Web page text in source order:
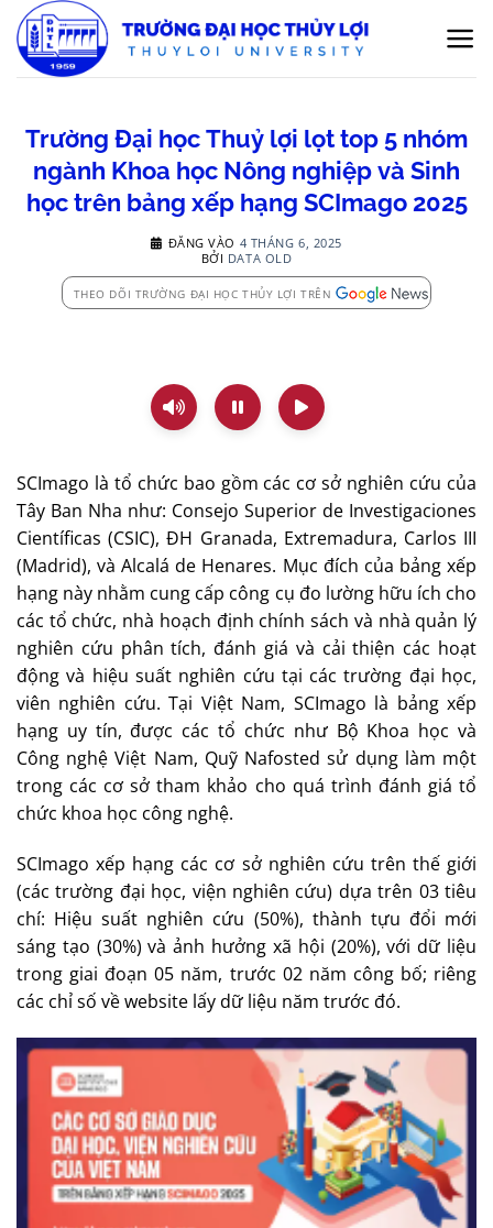
qua
nội
Trường Đại học Thuỷ lợi lọt top 5 nhóm
ngành Khoa học Nông nghiệp và Sinh
học trên bảng xếp hạng SCImago 2025
ĐĂNG VÀO 4 THÁNG 6, 2025
BỞI DATA OLD
THEO DÕI TRƯỜNG ĐẠI HỌC THỦY LỢI TRÊN
SCImago là tổ chức bao gồm các cơ sở nghiên cứu của
Tây Ban Nha như: Consejo Superior de Investigaciones
Científicas (CSIC), ĐH Granada, Extremadura, Carlos III
(Madrid), và Alcalá de Henares. Mục đích của bảng xếp
hạng này nhằm cung cấp công cụ đo lường hữu ích cho
các tổ chức, nhà hoạch định chính sách và nhà quản lý
nghiên cứu phân tích, đánh giá và cải thiện các hoạt
động và hiệu suất nghiên cứu tại các trường đại học,
viên nghiên cứu. Tại Việt Nam, SCImago là bảng xếp
hạng uy tín, được các tổ chức như Bộ Khoa học và
Công nghệ Việt Nam, Quỹ Nafosted sử dụng làm một
trong các cơ sở tham khảo cho quá trình đánh giá tổ
chức khoa học công nghệ.
SCImago xếp hạng các cơ sở nghiên cứu trên thế giới
(các trường đại học, viện nghiên cứu) dựa trên 03 tiêu
chí: Hiệu suất nghiên cứu (50%), thành tựu đổi mới
sáng tạo (30%) và ảnh hưởng xã hội (20%), với dữ liệu
trong giai đoạn 05 năm, trước 02 năm công bố; riêng
các chỉ số về website lấy dữ liệu năm trước đó.